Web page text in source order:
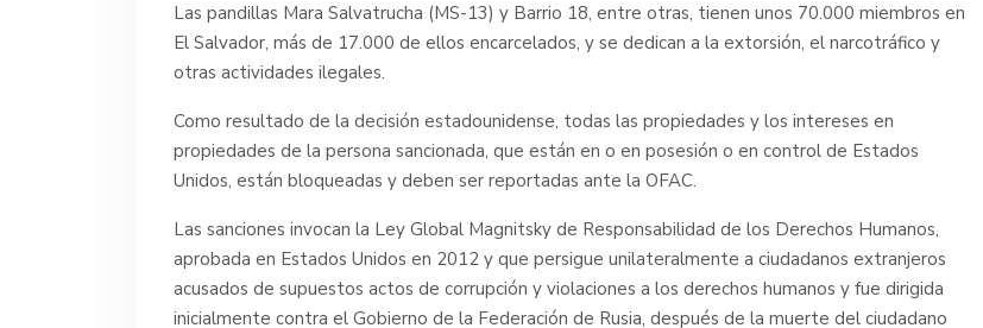
Las pandillas Mara Salvatrucha (MS-13) y Barrio 18, entre otras, tienen unos 70.000 miembros en
El Salvador, más de 17.000 de ellos encarcelados, y se dedican a la extorsión, el narcotráfico y
otras actividades ilegales.
Como resultado de la decisión estadounidense, todas las propiedades y los intereses en
propiedades de la persona sancionada, que están en o en posesión o en control de Estados
Unidos, están bloqueadas y deben ser reportadas ante la OFAC.
Las sanciones invocan la Ley Global Magnitsky de Responsabilidad de los Derechos Humanos,
aprobada en Estados Unidos en 2012 y que persigue unilateralmente a ciudadanos extranjeros
acusados de supuestos actos de corrupción y violaciones a los derechos humanos y fue dirigida
inicialmente contra el Gobierno de la Federación de Rusia, después de la muerte del ciudadano